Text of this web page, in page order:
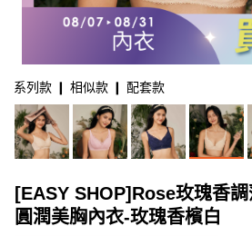
系列款 ❙ 相似款 ❙ 配套款
[EASY SHOP]Rose玫瑰香
圓潤美胸內衣-玫瑰香檳白